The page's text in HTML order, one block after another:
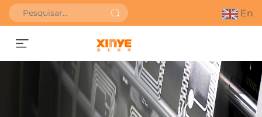
En
Obter orçamento